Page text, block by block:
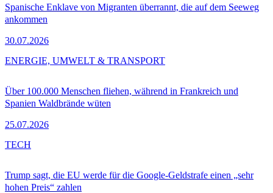
Spanische Enklave von Migranten überrannt, die auf dem Seeweg
ankommen
30.07.2026
Über 100.000 Menschen fliehen, während in Frankreich und
Spanien Waldbrände wüten
25.07.2026
ENERGIE, UMWELT & TRANSPORT
Trump sagt, die EU werde für die Google-Geldstrafe einen „sehr
hohen Preis“ zahlen
TECH